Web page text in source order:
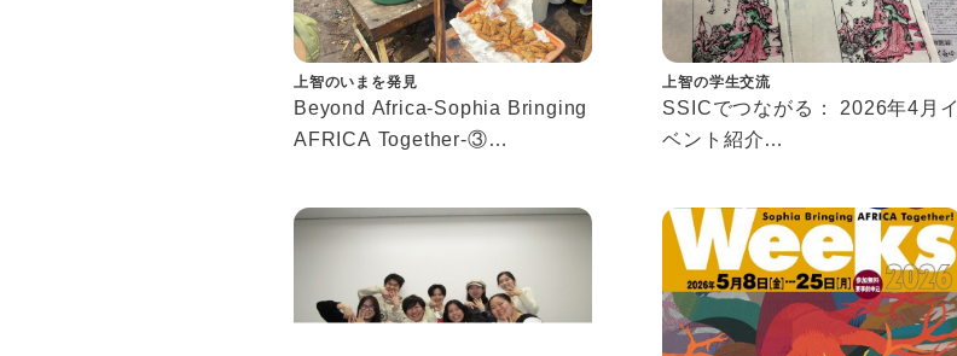
上智のいまを発見
Beyond Africa-Sophia Bringing
AFRICA Together-③
上智の学生交流
SSICでつながる： 2026年4月イ
ベント紹介